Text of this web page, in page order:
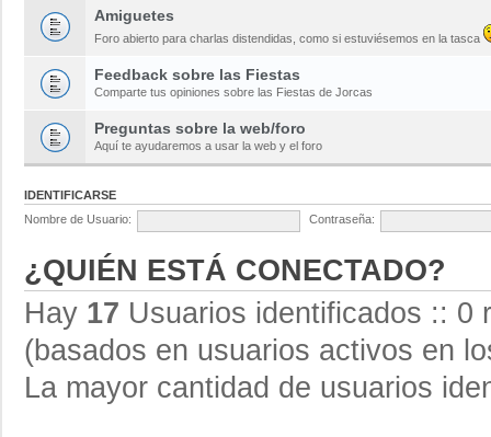
Amiguetes
Foro abierto para charlas distendidas, como si estuviésemos en la tasca
Feedback sobre las Fiestas
Comparte tus opiniones sobre las Fiestas de Jorcas
Preguntas sobre la web/foro
Aquí te ayudaremos a usar la web y el foro
IDENTIFICARSE
Nombre de Usuario:
Contraseña:
¿QUIÉN ESTÁ CONECTADO?
Hay 17 Usuarios identificados :: 0
(basados en usuarios activos en
La mayor cantidad de usuarios